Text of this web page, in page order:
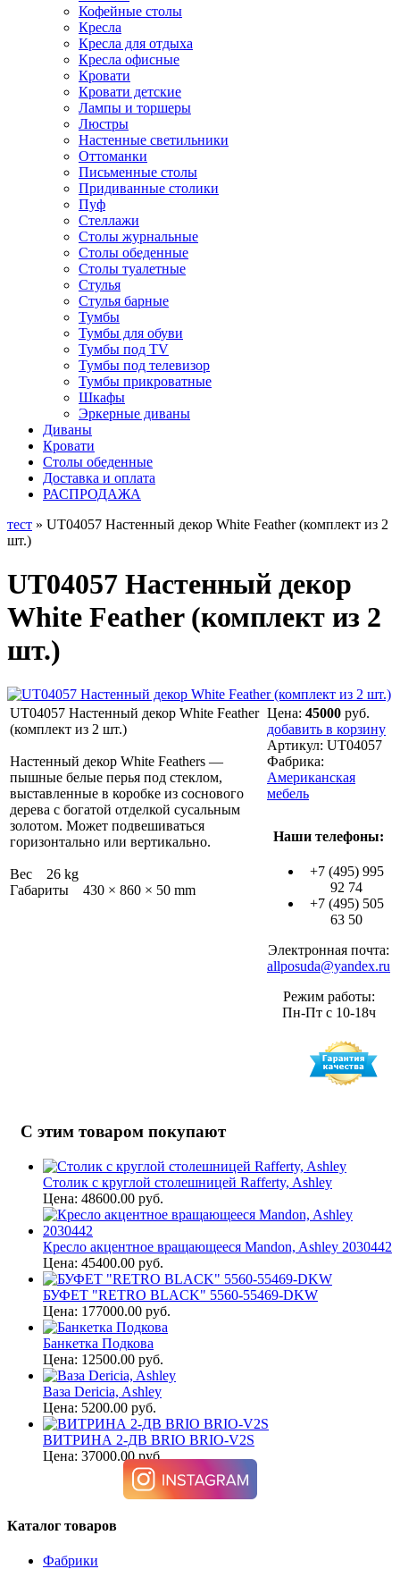
Кофейные столы
Кресла
Кресла для отдыха
Кресла офисные
Кровати
Кровати детские
Лампы и торшеры
Люстры
Настенные светильники
Оттоманки
Письменные столы
Придиванные столики
Пуф
Стеллажи
Столы журнальные
Столы обеденные
Столы туалетные
Стулья
Стулья барные
Тумбы
Тумбы для обуви
Тумбы под TV
Тумбы под телевизор
Тумбы прикроватные
Шкафы
Эркерные диваны
Диваны
Кровати
Столы обеденные
Доставка и оплата
РАСПРОДАЖА
тест » UT04057 Настенный декор White Feather (комплект из 2
шт.)
UT04057 Настенный декор
White Feather (комплект из 2
шт.)
UT04057 Настенный декор White Feather
(комплект из 2 шт.)
Настенный декор White Feathers —
пышные белые перья под стеклом,
выставленные в коробке из соснового
дерева с богатой отделкой сусальным
золотом. Может подвешиваться
горизонтально или вертикально.
Вес 26 kg
Габариты 430 × 860 × 50 mm
Цена: 45000 руб.
добавить в корзину
Артикул: UT04057
Фабрика:
Американская
мебель
Наши телефоны:
+7 (495) 995
92 74
+7 (495) 505
63 50
Электронная почта:
allposuda@yandex.ru
Режим работы:
Пн-Пт с 10-18ч
С этим товаром покупают
Столик с круглой столешницей Rafferty, Ashley
Цена: 48600.00 руб.
Кресло акцентное вращающееся Mandon, Ashley 2030442
Цена: 45400.00 руб.
БУФЕТ "RETRO BLACK" 5560-55469-DKW
Цена: 177000.00 руб.
Банкетка Подкова
Цена: 12500.00 руб.
Ваза Dericia, Ashley
Цена: 5200.00 руб.
ВИТРИНА 2-ДВ BRIO BRIO-V2S
Цена: 37000.00 руб.
Каталог товаров
Фабрики